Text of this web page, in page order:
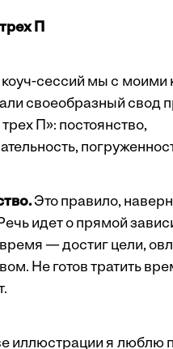
П
сессий мы с моими
своеобразный свод
П»: постоянство,
Это правило,
идет о прямой
— достиг цели,
Не готов тратить
иллюстрации я люб­лю